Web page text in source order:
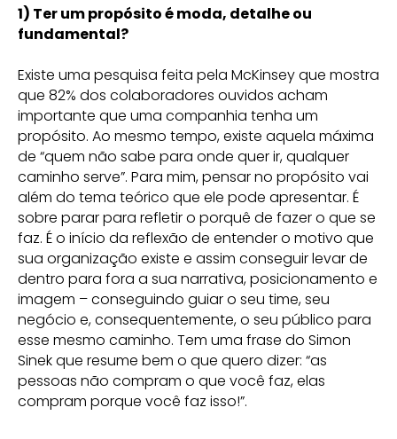
1) Ter um propósito é moda, detalhe ou
fundamental?
Existe uma pesquisa feita pela McKinsey que mostra
que 82% dos colaboradores ouvidos acham
importante que uma companhia tenha um
propósito. Ao mesmo tempo, existe aquela máxima
de “quem não sabe para onde quer ir, qualquer
caminho serve”. Para mim, pensar no propósito vai
além do tema teórico que ele pode apresentar. É
sobre parar para refletir o porquê de fazer o que se
faz. É o início da reflexão de entender o motivo que
sua organização existe e assim conseguir levar de
dentro para fora a sua narrativa, posicionamento e
imagem – conseguindo guiar o seu time, seu
negócio e, consequentemente, o seu público para
esse mesmo caminho. Tem uma frase do Simon
Sinek que resume bem o que quero dizer: “as
pessoas não compram o que você faz, elas
compram porque você faz isso!”.